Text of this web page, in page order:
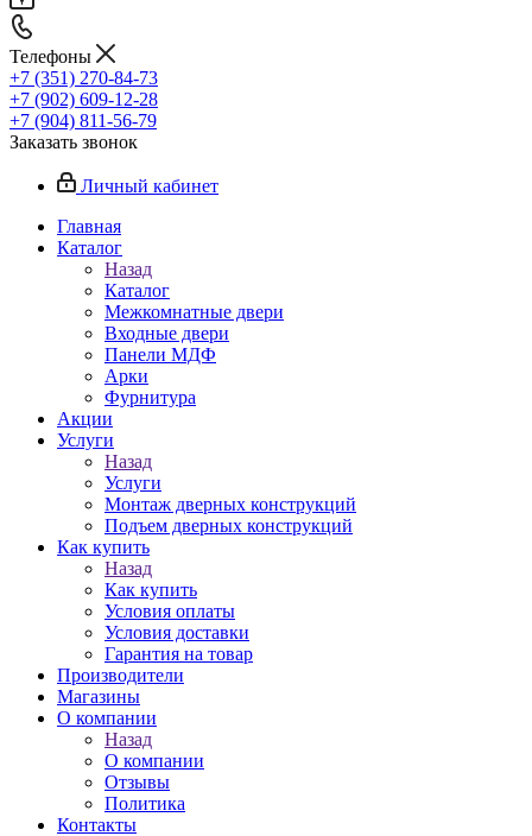
Телефоны
+7 (351) 270-84-73
+7 (902) 609-12-28
+7 (904) 811-56-79
Заказать звонок
Личный кабинет
Главная
Каталог
Назад
Каталог
Межкомнатные двери
Входные двери
Панели МДФ
Арки
Фурнитура
Акции
Услуги
Назад
Услуги
Монтаж дверных конструкций
Подъем дверных конструкций
Как купить
Назад
Как купить
Условия оплаты
Условия доставки
Гарантия на товар
Производители
Магазины
О компании
Назад
О компании
Отзывы
Политика
Контакты